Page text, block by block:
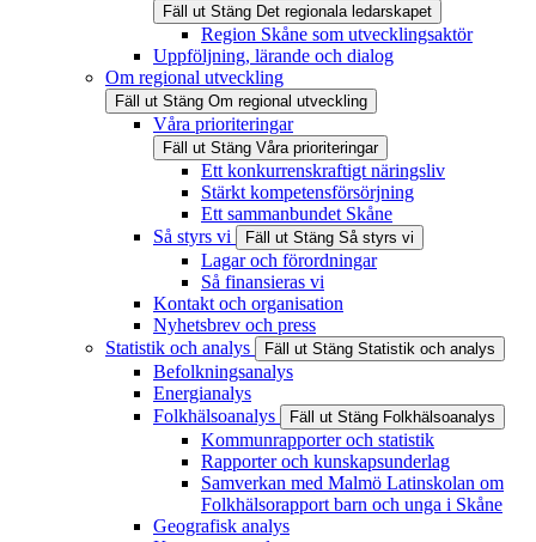
Fäll ut Stäng Det regionala ledarskapet
Region Skåne som utvecklingsaktör
Uppföljning, lärande och dialog
Om regional utveckling
Fäll ut Stäng Om regional utveckling
Våra prioriteringar
Fäll ut Stäng Våra prioriteringar
Ett konkurrenskraftigt näringsliv
Stärkt kompetensförsörjning
Ett sammanbundet Skåne
Så styrs vi
Fäll ut Stäng Så styrs vi
Lagar och förordningar
Så finansieras vi
Kontakt och organisation
Nyhetsbrev och press
Statistik och analys
Fäll ut Stäng Statistik och analys
Befolkningsanalys
Energianalys
Folkhälsoanalys
Fäll ut Stäng Folkhälsoanalys
Kommunrapporter och statistik
Rapporter och kunskapsunderlag
Samverkan med Malmö Latinskolan om
Folkhälsorapport barn och unga i Skåne
Geografisk analys